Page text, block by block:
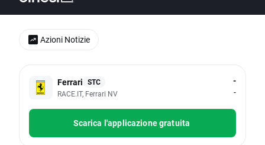
Ferrari STC
RACE.IT, Ferrari NV
-
-
Scarica l'applicazione gratuita
Azioni Notizie